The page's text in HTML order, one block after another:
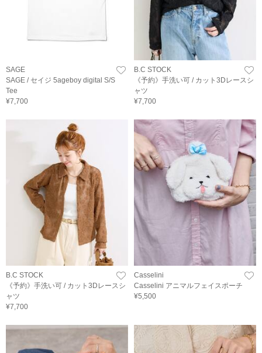
SAGE
SAGE / セイジ 5ageboy digital S/S
Tee
¥7,700
B.C STOCK
《予約》手洗い可 / カット3Dレースシ
ャツ
¥7,700
B.C STOCK
《予約》手洗い可 / カット3Dレースシ
ャツ
¥7,700
Casselini
Casselini アニマルフェイスポーチ
¥5,500